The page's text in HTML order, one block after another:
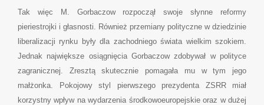
Tak więc M. Gorbaczow rozpoczął swoje słynne reformy
pieriestrojki i głasnosti. Również przemiany polityczne w dziedzinie
liberalizacji rynku były dla zachodniego świata wielkim szokiem.
Jednak największe osiągnięcia Gorbaczow zdobywał w polityce
zagranicznej. Zresztą skutecznie pomagała mu w tym jego
małżonka. Pokojowy styl pierwszego prezydenta ZSRR miał
korzystny wpływ na wydarzenia środkowoeuropejskie oraz w dużej